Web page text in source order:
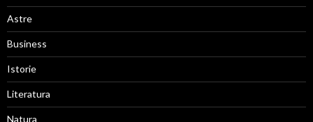
Astre
Business
Istorie
Literatura
Natura